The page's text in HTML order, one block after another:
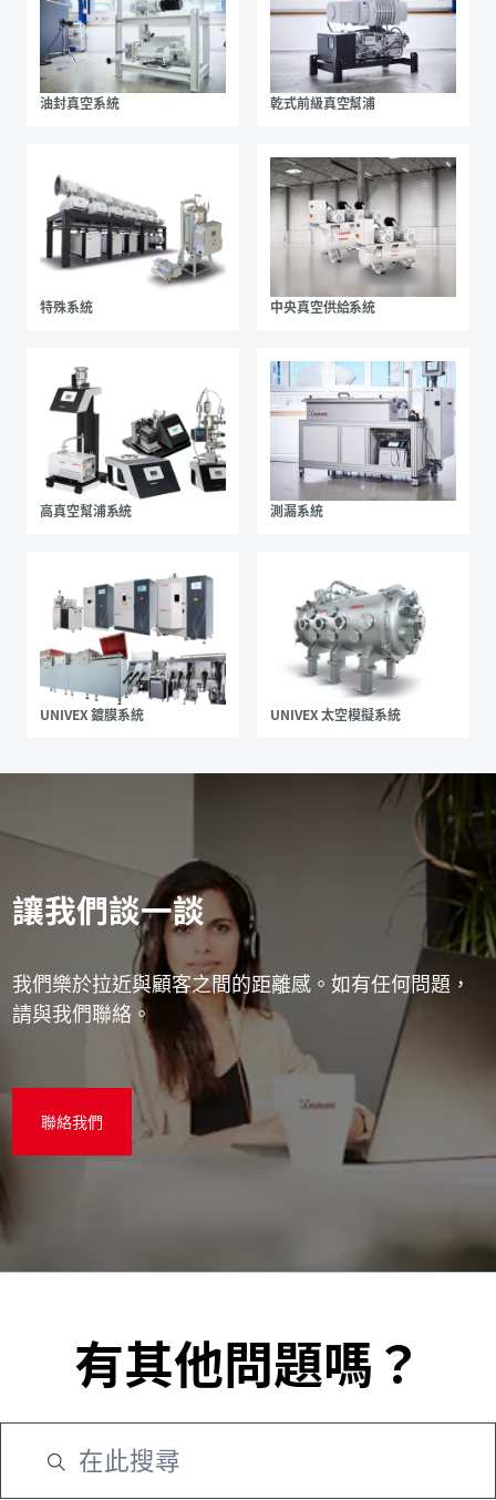
油封真空系統 乾式前級真空幫浦
特殊系統 中央真空供給系統
高真空幫浦系統 測漏系統
UNIVEX 鍍膜系統 UNIVEX 太空模擬系統
讓我們談一談
我們樂於拉近與顧客之間的距離感。如有任何問題，
請與我們聯絡。
聯絡我們
有其他問題嗎？